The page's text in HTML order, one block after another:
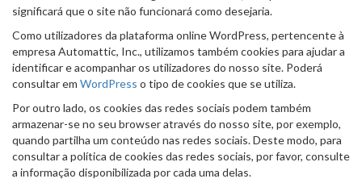
significará que o site não funcionará como desejaria.
Como utilizadores da plataforma online WordPress, pertencente à
empresa Automattic, Inc., utilizamos também cookies para ajudar a
identificar e acompanhar os utilizadores do nosso site. Poderá
consultar em WordPress o tipo de cookies que se utiliza.
Por outro lado, os cookies das redes sociais podem também
armazenar-se no seu browser através do nosso site, por exemplo,
quando partilha um conteúdo nas redes sociais. Deste modo, para
consultar a política de cookies das redes sociais, por favor, consulte
a informação disponibilizada por cada uma delas.